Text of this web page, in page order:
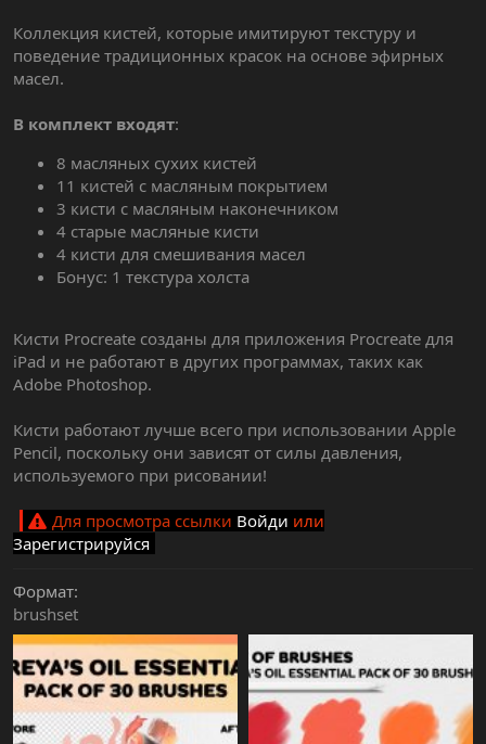
Коллекция кистей, которые имитируют текстуру и
поведение традиционных красок на основе эфирных
масел.
В комплект входят:
8 масляных сухих кистей
11 кистей с масляным покрытием
3 кисти с масляным наконечником
4 старые масляные кисти
4 кисти для смешивания масел
Бонус: 1 текстура холста
Кисти Procreate созданы для приложения Procreate для
iPad и не работают в других программах, таких как
Adobe Photoshop.
Кисти работают лучше всего при использовании Apple
Pencil, поскольку они зависят от силы давления,
используемого при рисовании!
Для просмотра ссылки Войди или
Зарегистрируйся
Формат
brushset